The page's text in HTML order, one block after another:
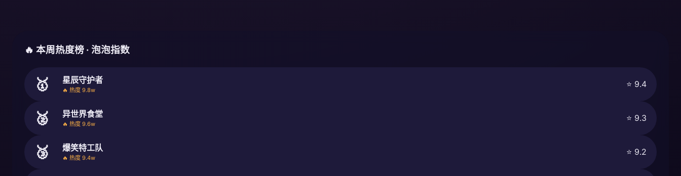
🔥 本周热度榜 · 泡泡指数
🥇 星辰守护者
🔥 热度 9.8w
⭐ 9.4
🥈 异世界食堂
🔥 热度 9.6w
⭐ 9.3
🥉 爆笑特工队
🔥 热度 9.4w
⭐ 9.2